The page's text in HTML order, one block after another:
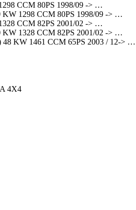
CCM 80PS 1998/09 -> …
1298 CCM 80PS 1998/09 -> …
CCM 82PS 2001/02 -> …
1328 CCM 82PS 2001/02 -> …
KW 1461 CCM 65PS 2003 / 12-> …
4X4